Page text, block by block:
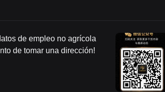
de empleo no agrícola
de tomar una dirección!